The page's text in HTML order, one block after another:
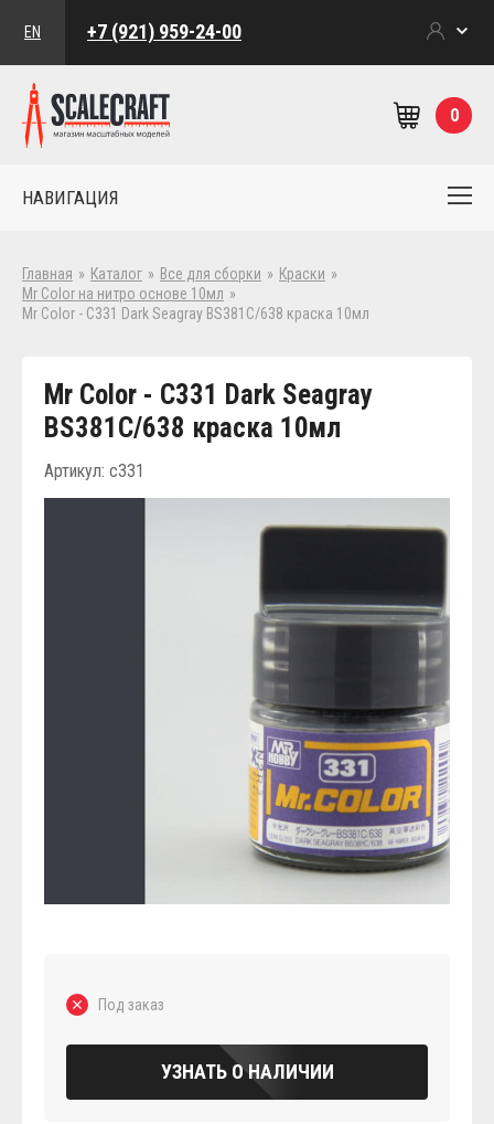
EN +7 (921) 959-24-00
0
НАВИГАЦИЯ
Главная » Каталог » Все для сборки » Краски »
Mr Color на нитро основе 10мл »
Mr Color - C331 Dark Seagray BS381C/638 краска 10мл
Mr Color - C331 Dark Seagray
BS381C/638 краска 10мл
Артикул: c331
Под заказ
УЗНАТЬ О НАЛИЧИИ